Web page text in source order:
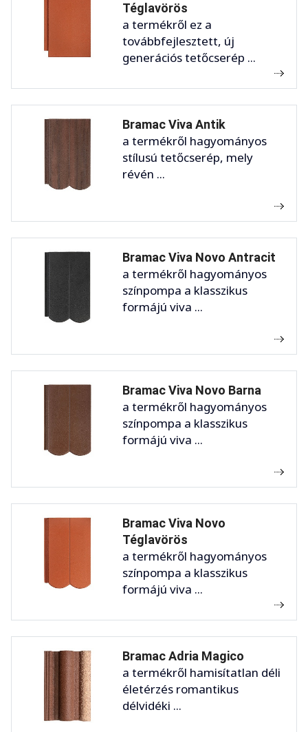
Téglavörös
a termékről ez a
továbbfejlesztett, új
generációs tetőcserép ...
Bramac Viva Antik
a termékről hagyományos
stílusú tetőcserép, mely
révén ...
Bramac Viva Novo Antracit
a termékről hagyományos
színpompa a klasszikus
formájú viva ...
Bramac Viva Novo Barna
a termékről hagyományos
színpompa a klasszikus
formájú viva ...
Bramac Viva Novo
Téglavörös
a termékről hagyományos
színpompa a klasszikus
formájú viva ...
Bramac Adria Magico
a termékről hamisítatlan déli
életérzés romantikus
délvidéki ...